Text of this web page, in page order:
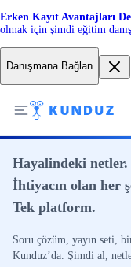
Erken Kayıt Avantajları
olmak için şimdi eğitim
Danışmana Bağlan
Hayalindeki netler.
İhtiyacın olan her
Tek platform.
Soru çözüm, yayın seti,
Kunduz’da. Şimdi al,